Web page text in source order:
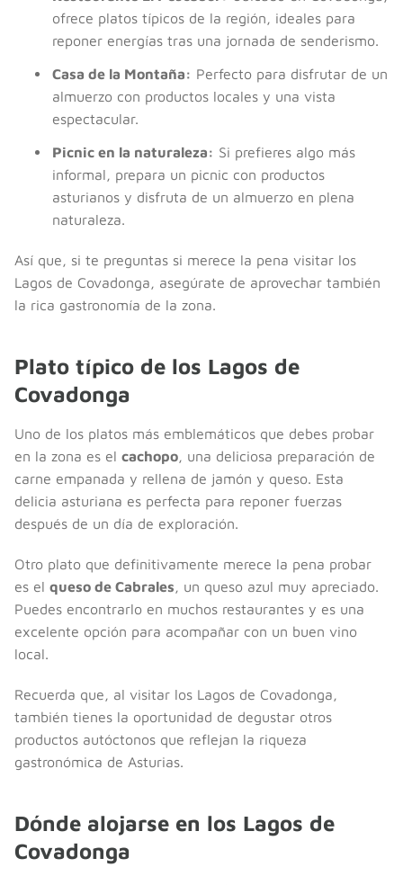
ofrece platos típicos de la región, ideales para
reponer energías tras una jornada de senderismo.
Casa de la Montaña: Perfecto para disfrutar de un
almuerzo con productos locales y una vista
espectacular.
Picnic en la naturaleza: Si prefieres algo más
informal, prepara un picnic con productos
asturianos y disfruta de un almuerzo en plena
naturaleza.
Así que, si te preguntas si merece la pena visitar los
Lagos de Covadonga, asegúrate de aprovechar también
la rica gastronomía de la zona.
Plato típico de los Lagos de
Covadonga
Uno de los platos más emblemáticos que debes probar
en la zona es el cachopo, una deliciosa preparación de
carne empanada y rellena de jamón y queso. Esta
delicia asturiana es perfecta para reponer fuerzas
después de un día de exploración.
Otro plato que definitivamente merece la pena probar
es el queso de Cabrales, un queso azul muy apreciado.
Puedes encontrarlo en muchos restaurantes y es una
excelente opción para acompañar con un buen vino
local.
Recuerda que, al visitar los Lagos de Covadonga,
también tienes la oportunidad de degustar otros
productos autóctonos que reflejan la riqueza
gastronómica de Asturias.
Dónde alojarse en los Lagos de
Covadonga